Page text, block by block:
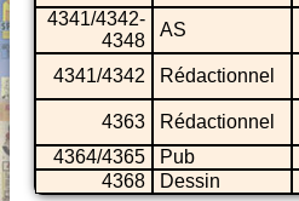
4341/4342-
4348
AS
4341/4342 Rédactionnel
4363 Rédactionnel
4364/4365
Pub
4368
Dessin